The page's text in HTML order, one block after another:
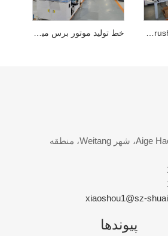
نشانی: شماره 35 جاده Aige Hao، شهر Weitang، منطقه
xiaoshou1@sz-
پیوندها